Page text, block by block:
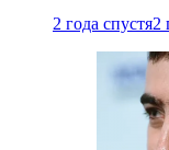
2 года спустя2